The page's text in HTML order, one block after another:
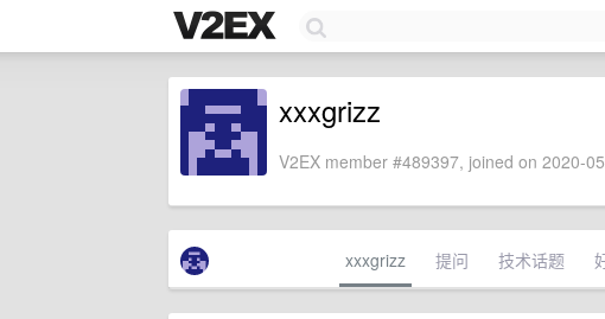
xxxgrizz
V2EX member #489397, joined on 2020-
xxxgrizz 提问 技术话题